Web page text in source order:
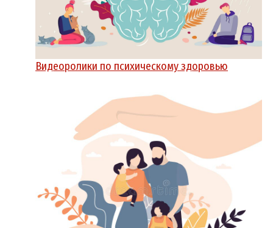
Видеоролики по психическому здоровью